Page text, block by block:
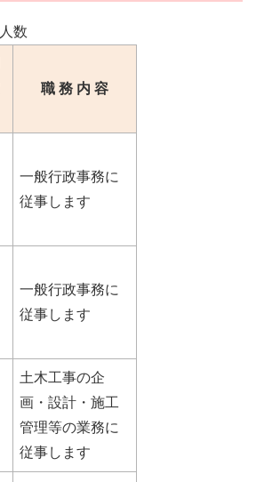
数
職 務 内 容
一般行政事務に
従事します
一般行政事務に
従事します
土木工事の企
画・設計・施工
管理等の業務に
従事します